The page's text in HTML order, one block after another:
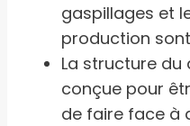
gaspillages et
production
La structure
conçue pour
de faire face à